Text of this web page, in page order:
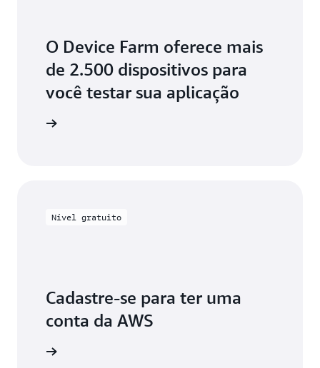
O Device Farm oferece mais
de 2.500 dispositivos para
você testar sua aplicação
Nível gratuito
Cadastre-se para ter uma
conta da AWS